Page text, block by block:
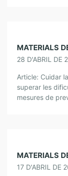
MATERIALS
28 D'ABRIL DE
Article: Cuidar
superar les
mesures de
MATERIALS
17 D'ABRIL DE